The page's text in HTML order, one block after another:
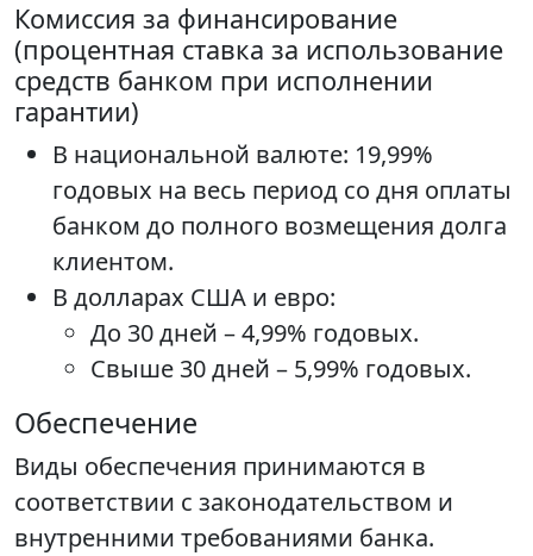
Комиссия за финансирование
(процентная ставка за использование
средств банком при исполнении
гарантии)
В национальной валюте: 19,99%
годовых на весь период со дня оплаты
банком до полного возмещения долга
клиентом.
В долларах США и евро:
До 30 дней – 4,99% годовых.
Свыше 30 дней – 5,99% годовых.
Обеспечение
Виды обеспечения принимаются в
соответствии с законодательством и
внутренними требованиями банка.